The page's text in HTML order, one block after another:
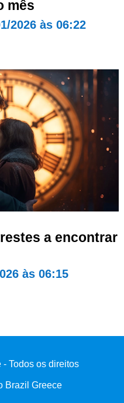
mês
2026 às 06:22
a encontrar
às 06:15
Todos os direitos
Brazil Greece